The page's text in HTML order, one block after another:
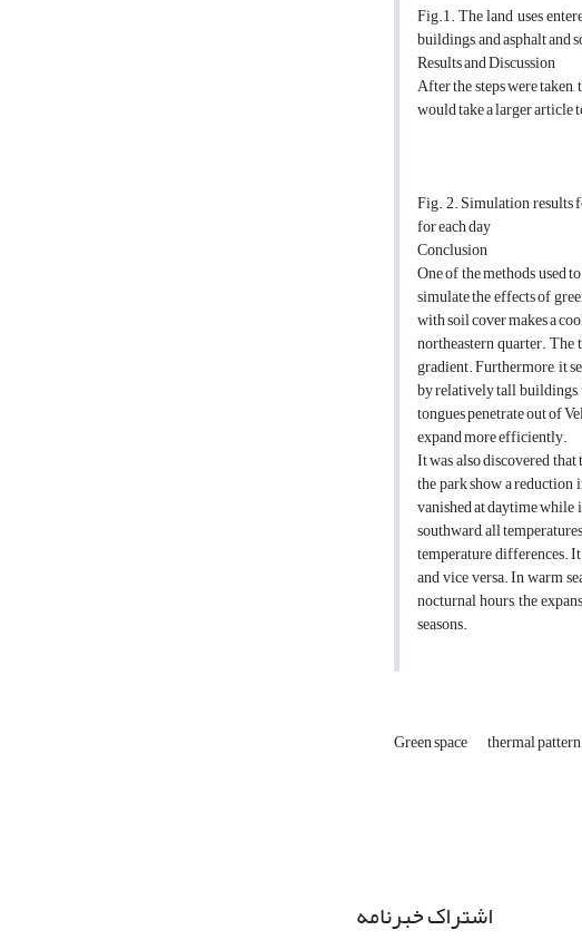
Fig.1. The land uses
buildings, and asphalt and
Results and Discussion
After the steps were
would take a larger article
Fig. 2. Simulation results
for each day
Conclusion
One of the methods used
simulate the effects of
with soil cover makes a
northeastern quarter. The
gradient. Furthermore, it
by relatively tall buildings,
tongues penetrate out of
expand more efficiently.
It was also discovered
the park show a reduction
vanished at daytime while
southward, all
temperature differences.
and vice versa. In warm
nocturnal hours, the
seasons.
Green space thermal pattern
اشتراک خبرنامه